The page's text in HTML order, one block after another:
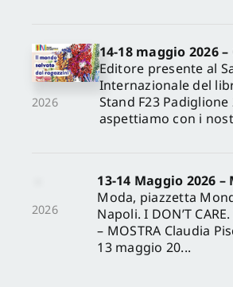
2026
14-18 maggio 2026
Editore presente al
Internazionale del
Stand F23 Padiglione
aspettiamo con i
2026
13-14 Maggio 2026
Moda, piazzetta
Napoli. I DON’T
– MOSTRA Claudia
13 maggio 20...